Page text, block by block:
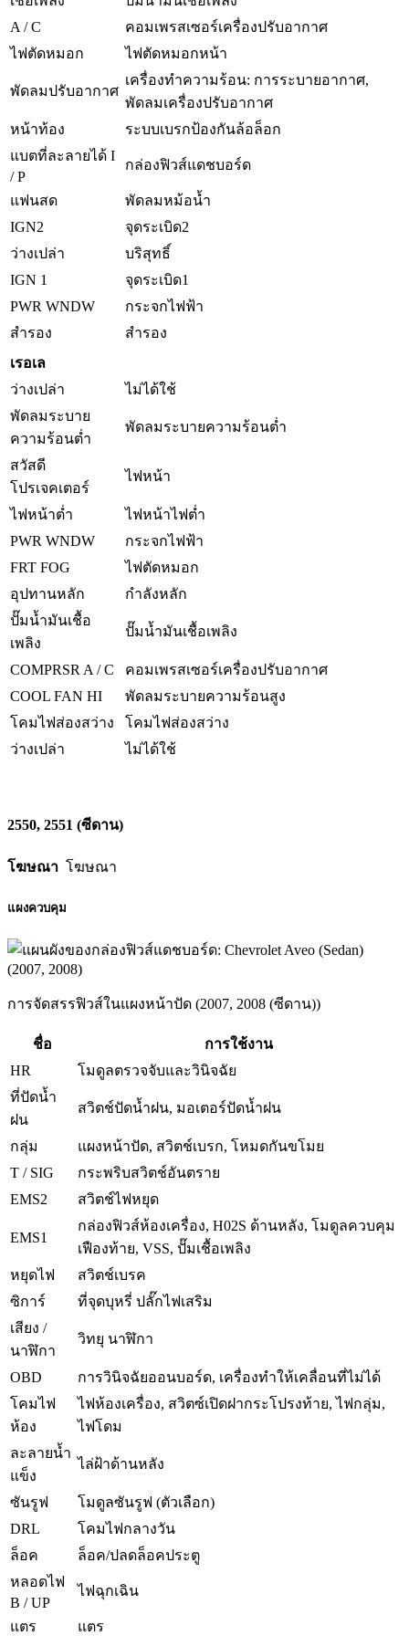
A / C
คอมเพรสเซอร์เครื่องปรับอากาศ
ไฟตัดหมอก
ไฟตัดหมอกหน้า
พัดลมปรับอากาศ
เครื่องทำความร้อน: การระบายอากาศ,
พัดลมเครื่องปรับอากาศ
หน้าท้อง
ระบบเบรกป้องกันล้อล็อก
แบตที่ละลายได้ I
/ P
กล่องฟิวส์แดชบอร์ด
แฟนสด
พัดลมหม้อน้ำ
IGN2
จุดระเบิด2
ว่างเปล่า
บริสุทธิ์
IGN 1
จุดระเบิด1
PWR WNDW
กระจกไฟฟ้า
สำรอง
สำรอง
เรอเล
ว่างเปล่า
ไม่ได้ใช้
พัดลมระบาย
ความร้อนต่ำ
พัดลมระบายความร้อนต่ำ
สวัสดี
โปรเจคเตอร์
ไฟหน้า
ไฟหน้าต่ำ
ไฟหน้าไฟต่ำ
PWR WNDW
กระจกไฟฟ้า
FRT FOG
ไฟตัดหมอก
อุปทานหลัก
กำลังหลัก
ปั๊มน้ำมันเชื้อ
เพลิง
ปั๊มน้ำมันเชื้อเพลิง
COMPRSR A / C
คอมเพรสเซอร์เครื่องปรับอากาศ
COOL FAN HI
พัดลมระบายความร้อนสูง
โคมไฟส่องสว่าง
โคมไฟส่องสว่าง
ว่างเปล่า
ไม่ได้ใช้
2550, 2551 (ซีดาน)
โฆษณา โฆษณา
แผงควบคุม
การจัดสรรฟิวส์ในแผงหน้าปัด (2007, 2008 (ซีดาน))
ชื่อ
การใช้งาน
HR
โมดูลตรวจจับและวินิจฉัย
ที่ปัดน้ำ
ฝน
สวิตช์ปัดน้ำฝน, มอเตอร์ปัดน้ำฝน
กลุ่ม
แผงหน้าปัด, สวิตช์เบรก, โหมดกันขโมย
T / SIG
กระพริบสวิตช์อันตราย
EMS2
สวิตช์ไฟหยุด
EMS1
กล่องฟิวส์ห้องเครื่อง, H02S ด้านหลัง, โมดูลควบคุม
เฟืองท้าย, VSS, ปั๊มเชื้อเพลิง
หยุดไฟ
สวิตช์เบรค
ซิการ์
ที่จุดบุหรี่ ปลั๊กไฟเสริม
เสียง /
นาฬิกา
วิทยุ นาฬิกา
OBD
การวินิจฉัยออนบอร์ด, เครื่องทำให้เคลื่อนที่ไม่ได้
โคมไฟ
ห้อง
ไฟห้องเครื่อง, สวิตซ์เปิดฝากระโปรงท้าย, ไฟกลุ่ม,
ไฟโดม
ละลายน้ำ
แข็ง
ไล่ฝ้าด้านหลัง
ซันรูฟ
โมดูลซันรูฟ (ตัวเลือก)
DRL
โคมไฟกลางวัน
ล็อค
ล็อค/ปลดล็อคประตู
หลอดไฟ
B / UP
ไฟฉุกเฉิน
แตร
แตร